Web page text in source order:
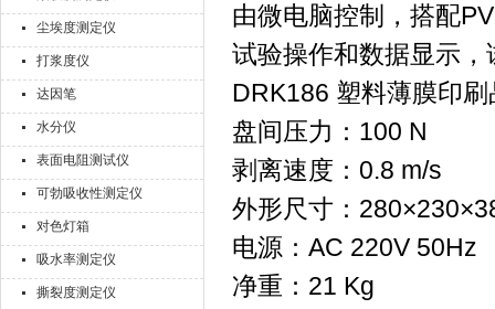
尘埃度测定仪
打浆度仪
达因笔
水分仪
表面电阻测试仪
可勃吸收性测定仪
对色灯箱
吸水率测定仪
撕裂度测定仪
由微电脑控制，搭配
试验操作和数据显示
DRK186 塑料薄膜印
盘间压力：100 N
剥离速度：0.8 m/s
外形尺寸：
电源：AC 220V 50Hz
净重：21 Kg